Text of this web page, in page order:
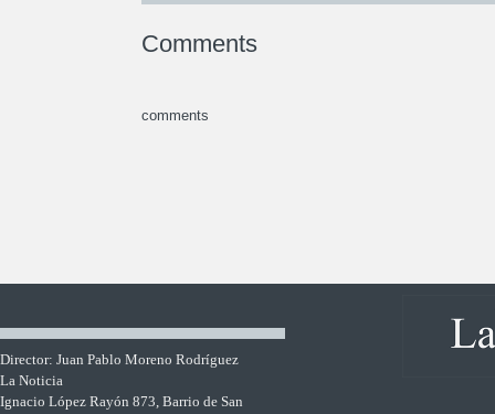
Comments
comments
Director: Juan Pablo Moreno Rodríguez
La Noticia
Ignacio López Rayón 873, Barrio de San